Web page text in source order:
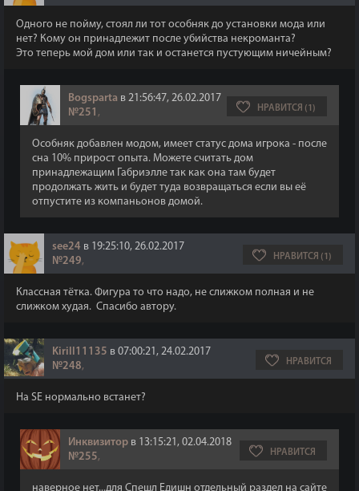
Одного не пойму, стоял ли тот особняк до установки мода или
нет? Кому он принадлежит после убийства некроманта?
Это теперь мой дом или так и останется пустующим ничейным?
Bogsparta в 21:56:47, 26.02.2017
№251 , НРАВИТСЯ (1)
Особняк добавлен модом, имеет статус дома игрока - после
сна 10% прирост опыта. Можете считать дом
принадлежащим Габриэлле так как она там будет
продолжать жить и будет туда возвращаться если вы её
отпустите из компаньонов домой.
see24 в 19:25:10, 26.02.2017
№249, НРАВИТСЯ (1)
Классная тётка. Фигура то что надо, не слижком полная и не
слижком худая. Спасибо автору.
Kirill11135 в 07:00:21, 24.02.2017
№248, НРАВИТСЯ
На SE нормально встанет?
Инквизитор в 13:15:21, 02.04.2018
№255, НРАВИТСЯ
наверное нет...для Спешл Едишн отдельный раздел на сайте